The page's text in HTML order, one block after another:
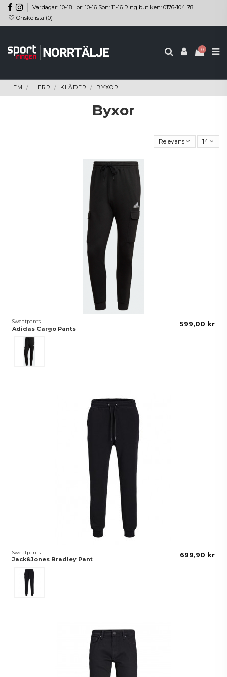
Vardagar: 10-18 Lör: 10-16 Sön: 11-16 Ring butiken: 0176-104 78
Önskelista (0)
0
HEM HERR KLÄDER BYXOR
Byxor
Relevans 14
Sweatpants
Adidas Cargo Pants
Svart
599,00 kr
Sweatpants
Jack&Jones Bradley Pant
Svart
699,90 kr